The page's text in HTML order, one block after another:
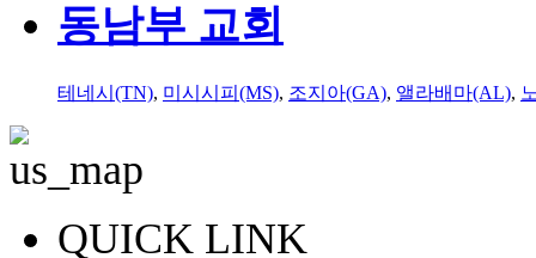
동남부 교회
테네시(TN), 미시시피(MS), 조지아(GA), 앨라배마(AL),
QUICK LINK